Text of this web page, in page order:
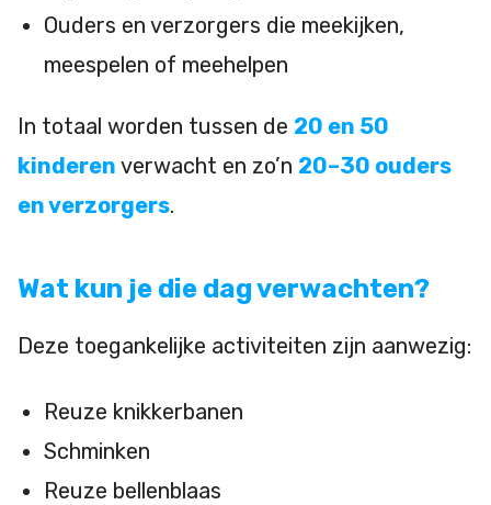
Ouders en verzorgers die meekijken,
meespelen of meehelpen
In totaal worden tussen de 20 en 50
kinderen verwacht en zo’n 20–30 ouders
en verzorgers.
Wat kun je die dag verwachten?
Deze toegankelijke activiteiten zijn aanwezig:
Reuze knikkerbanen
Schminken
Reuze bellenblaas